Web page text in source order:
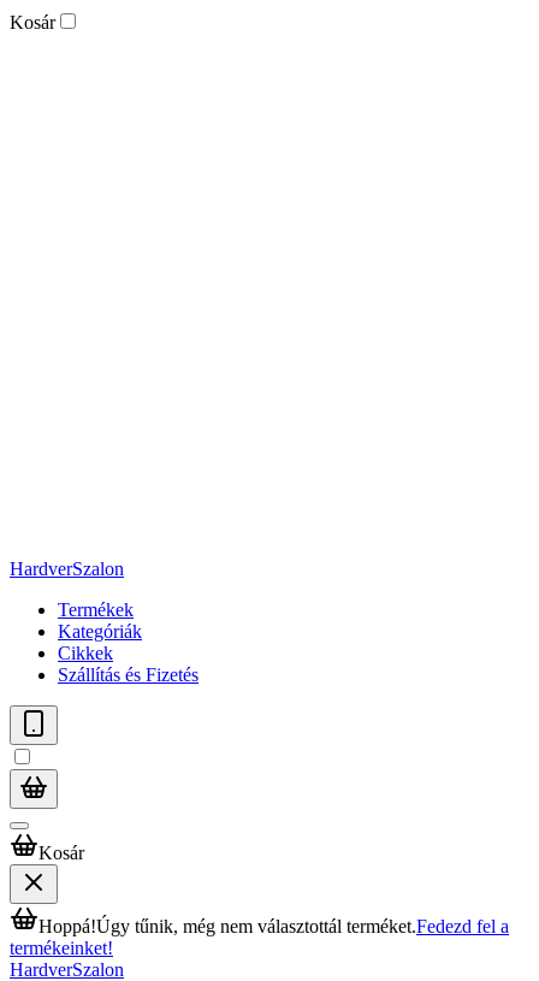
Kosár
HardverSzalon
Termékek
Kategóriák
Cikkek
Szállítás és Fizetés
Kosár
Hoppá!Úgy tűnik, még nem választottál terméket.Fedezd fel a
termékeinket!
HardverSzalon